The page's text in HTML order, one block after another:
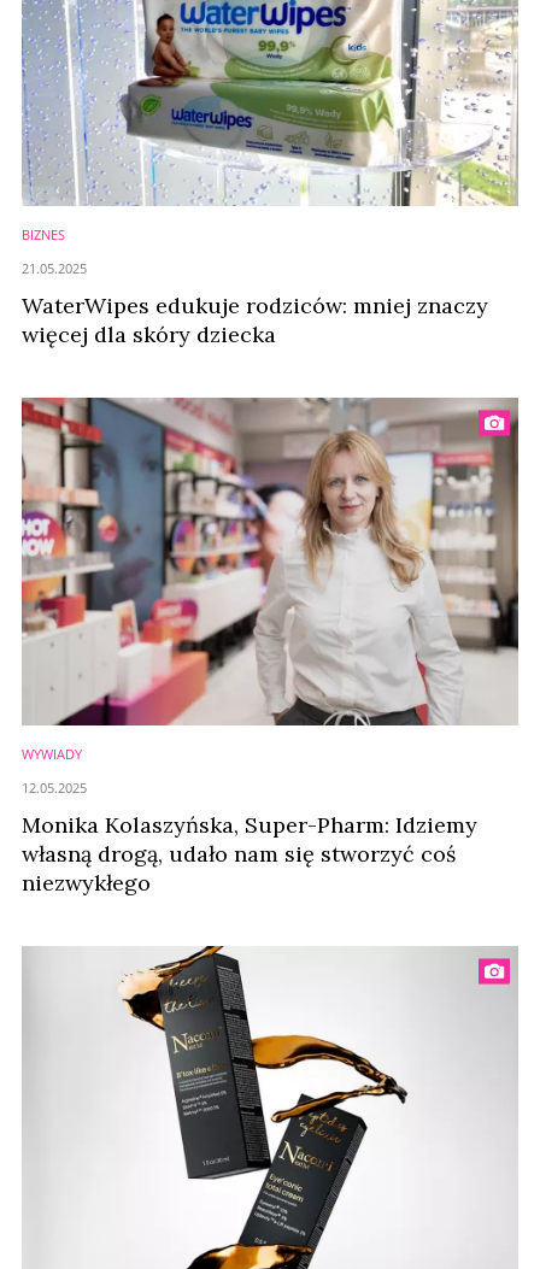
BIZNES
WaterWipes edukuje rodziców: mniej znaczy
więcej dla skóry dziecka
21.05.2025
WYWIADY
Monika Kolaszyńska, Super-Pharm: Idziemy
własną drogą, udało nam się stworzyć coś
niezwykłego
12.05.2025